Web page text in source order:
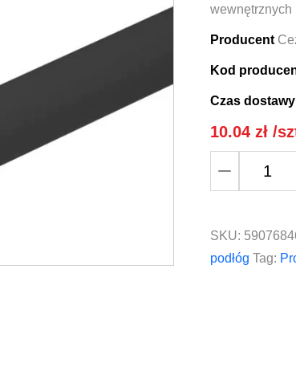
wewnętrznych
Producent
Kod
Czas dostawy
10.04 zł/
ćwierćwałek
CEZAR
SKU:
podłóg Tag: